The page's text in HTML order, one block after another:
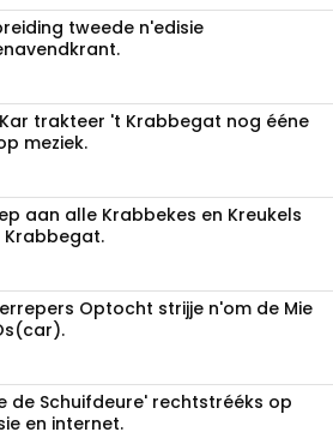
tweede n'edisie
trakteer 't Krabbegat nog ééne
meziek.
aan alle Krabbekes en Kreukels
Krabbegat.
Optocht strijje n'om de Mie
de Schuifdeure' rechtstrééks op
en internet.